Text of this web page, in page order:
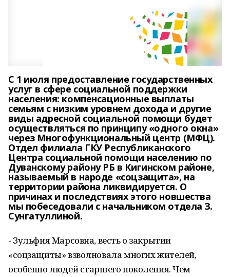
С 1 июля предоставление государственных
услуг в сфере социальной поддержки
населения: компенсационные выплаты
семьям с низким уровнем дохода и другие
виды адресной социальной помощи будет
осуществляться по принципу «одного окна»
через Многофункциональный центр (МФЦ).
Отдел филиала ГКУ Республиканского
Центра социальной помощи населению по
Дуванскому району РБ в Кигинском районе,
называемый в народе «соцзащита», на
территории района ликвидируется. О
причинах и последствиях этого новшества
мы побеседовали с начальником отдела З.
Сунгатуллиной.
- Зульфия Марсовна, весть о закрытии
«соцзащиты» взволновала многих жителей,
особенно людей старшего поколения. Чем